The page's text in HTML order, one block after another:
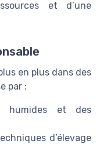
et d’une
en plus dans des
par :
humides et des
d’élevage